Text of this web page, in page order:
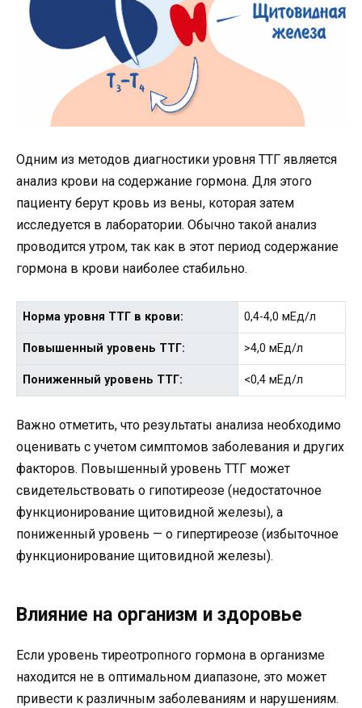
Одним из методов диагностики уровня ТТГ является
анализ крови на содержание гормона. Для этого
пациенту берут кровь из вены, которая затем
исследуется в лаборатории. Обычно такой анализ
проводится утром, так как в этот период содержание
гормона в крови наиболее стабильно.
Норма уровня ТТГ в крови: 0,4-4,0 мЕд/л
Повышенный уровень ТТГ: >4,0 мЕд/л
Пониженный уровень ТТГ: <0,4 мЕд/л
Важно отметить, что результаты анализа необходимо
оценивать с учетом симптомов заболевания и других
факторов. Повышенный уровень ТТГ может
свидетельствовать о гипотиреозе (недостаточное
функционирование щитовидной железы), а
пониженный уровень — о гипертиреозе (избыточное
функционирование щитовидной железы).
Влияние на организм и здоровье
Если уровень тиреотропного гормона в организме
находится не в оптимальном диапазоне, это может
привести к различным заболеваниям и нарушениям.